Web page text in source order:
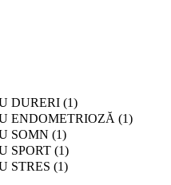
DURERI (1)
ENDOMETRIOZĂ (1)
SOMN (1)
SPORT (1)
STRES (1)